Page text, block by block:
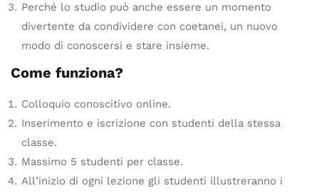
Perché lo studio può anche essere un momento
divertente da condividere con coetanei, un nuovo
modo di conoscersi e stare insieme.
Come funziona?
Colloquio conoscitivo online.
Inserimento e iscrizione con studenti della stessa
classe.
Massimo 5 studenti per classe.
All’inizio di ogni lezione gli studenti illustreranno i